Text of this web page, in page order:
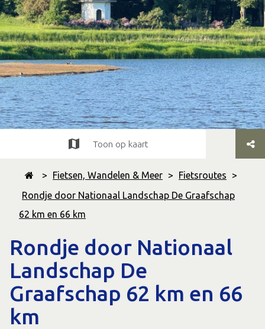
> Fietsen, Wandelen & Meer > Fietsroutes >
Rondje door Nationaal Landschap De Graafschap
62 km en 66 km
Rondje door Nationaal
Landschap De
Graafschap 62 km en 66
km
Toon op kaart